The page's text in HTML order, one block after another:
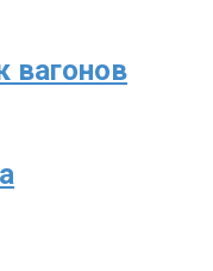
вагонов